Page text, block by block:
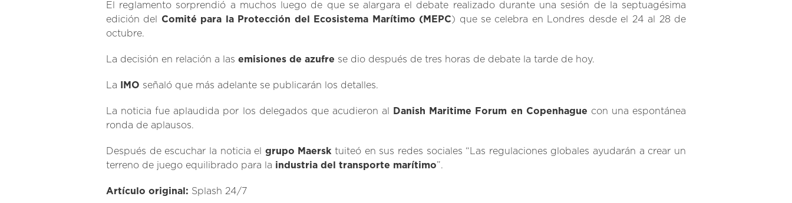
El reglamento sorprendió a muchos luego de que se alargara el debate realizado durante una sesión de la septuagésima
edición del
Comité para la Protección del Ecosistema Marítimo (MEPC) que se celebra en Londres desde el 24 al 28 de
octubre.
La decisión en relación a las emisiones de azufre se dio después de tres horas de debate la tarde de hoy.
La IMO señaló que más adelante se publicarán los detalles.
La noticia fue aplaudida por los delegados que acudieron al Danish Maritime Forum en Copenhague con una espontánea
ronda de aplausos.
Después de escuchar la noticia el grupo Maersk tuiteó en sus redes sociales “Las regulaciones globales ayudarán a crear un
terreno de juego equilibrado para la industria del transporte marítimo”.
Artículo original: Splash 24/7